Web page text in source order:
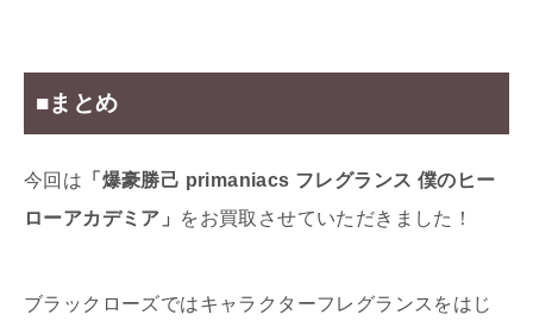
■まとめ
今回は 「爆豪勝己 primaniacs フレグランス 僕のヒー
ローアカデミア」
をお買取させていただきました！
ブラックローズではキャラクターフレグランスをはじ